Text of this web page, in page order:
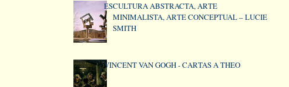
ESCULTURA ABSTRACTA, ARTE
MINIMALISTA, ARTE CONCEPTUAL – LUCIE
SMITH
VINCENT VAN GOGH - CARTAS A THEO